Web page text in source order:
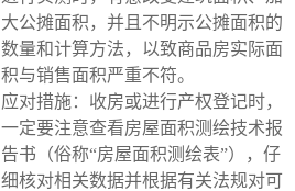
大公摊面积，并且不明示公摊面积的
数量和计算方法，以致商品房实际面
积与销售面积严重不符。
应对措施：收房或进行产权登记时，
一定要注意查看房屋面积测绘技术报
告书（俗称“房屋面积测绘表”），仔
细核对相关数据并根据有关法规对可